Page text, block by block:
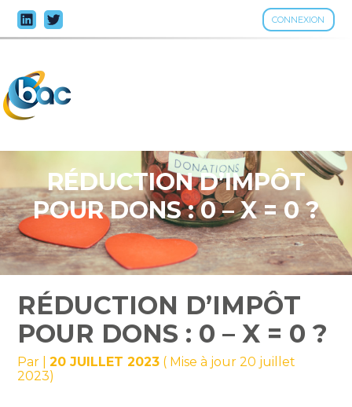
CONNEXION
Aller
au
RÉDUCTION D’IMPÔT
POUR DONS : 0 – X = 0 ?
RÉDUCTION D’IMPÔT
POUR DONS : 0 – X = 0 ?
Par |20 JUILLET 2023 ( Mise à jour 20 juillet
2023)